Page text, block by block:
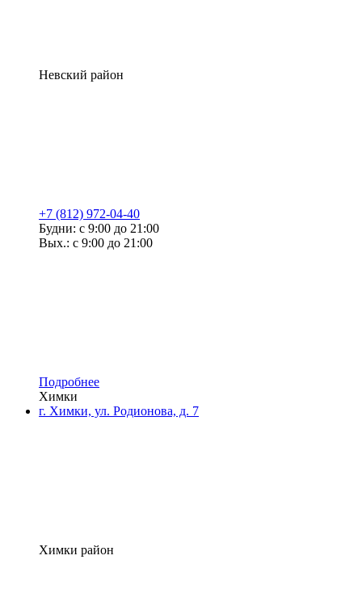
Невский район
+7 (812) 972-04-40
Будни: с 9:00 до 21:00
Вых.: с 9:00 до 21:00
Подробнее
Химки
г. Химки, ул. Родионова, д. 7
Химки район